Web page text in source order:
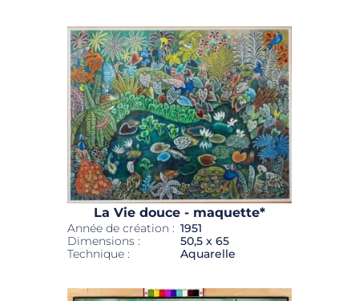
La Vie douce - maquette*
Année de création : 1951
Dimensions :
50,5 x 65
Technique :
Aquarelle